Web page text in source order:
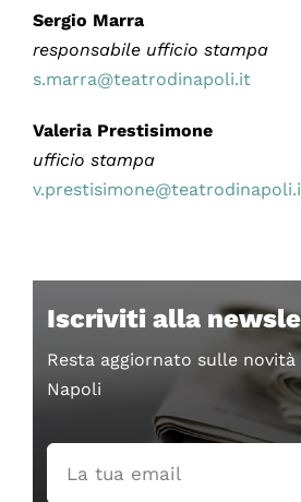
Sergio Marra
responsabile ufficio stampa
s.marra@teatrodinapoli.it
Valeria Prestisimone
ufficio stampa
Iscriviti alla
Resta aggiornato sulle novità
Napoli